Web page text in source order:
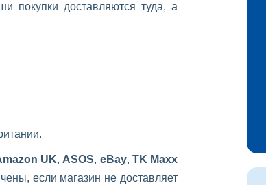
покупки доставляются туда, а
UK, ASOS, eBay, TK Maxx
если магазин не доставляет